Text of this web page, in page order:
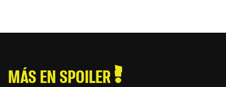
MÁS EN SPOILER